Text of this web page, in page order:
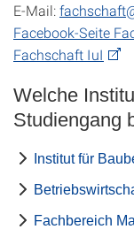
E-Mail:
Facebook-Seite
Fachschaft IuI
Welche
Studiengang
Institut für
Fachbereich